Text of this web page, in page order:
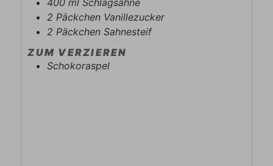
2 Päckchen Vanillezucker
2 Päckchen Sahnesteif
ZUM VERZIEREN
Schokoraspel